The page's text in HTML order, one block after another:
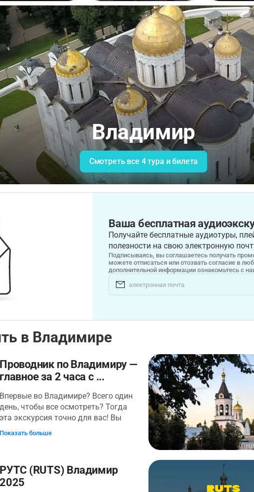
Владимир
Смотреть все 4 тура и билета
Ваша бесплатная
Получайте бесплатные аудиотуры,
полезности на свою электронную
Подписываясь, вы соглашаетесь получать
можете отписаться или отозвать согласие в
дополнительной информации ознакомьтесь с
в Владимире
Проводник по Владимиру —
главное за 2 часа с ...
Впервые во Владимире? Всего один
день, чтобы все осмотреть? Тогда
эта экскурсия точно для вас! Вы
узнаете об истории древней столицы
начнется у автовокзала. Оттуда вы
пройдете по улицам старого города
Показать больше
РУТС (RUTS) Владимир
2025